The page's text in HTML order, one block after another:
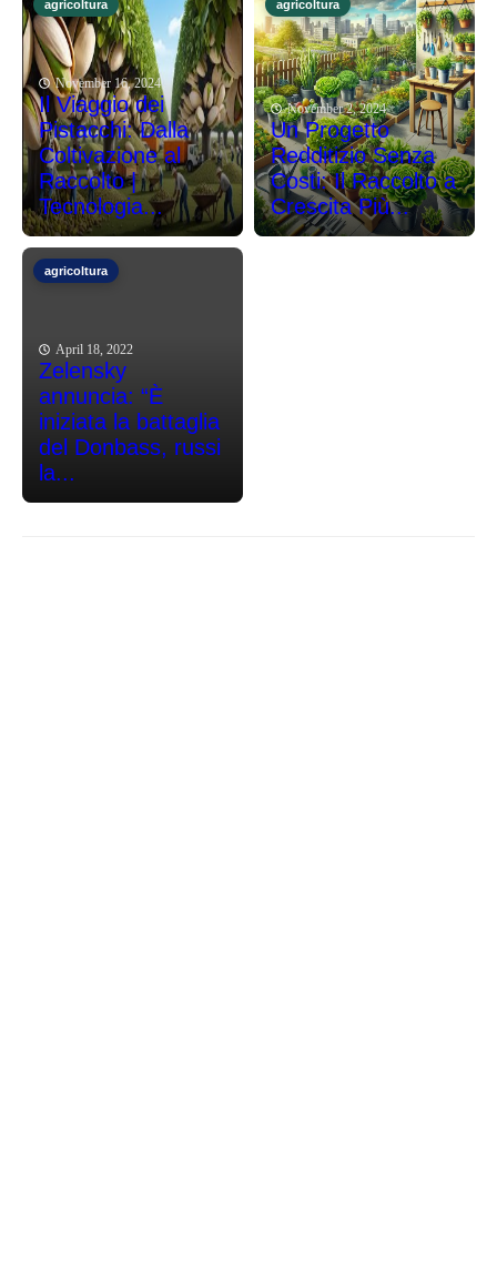
agricoltura
November 16, 2024
Il Viaggio dei
Pistacchi: Dalla
Coltivazione al
Raccolto |
Tecnologia...
agricoltura
November 2, 2024
Un Progetto
Redditizio Senza
Costi: Il Raccolto a
Crescita Più...
agricoltura
April 18, 2022
Zelensky
annuncia: “È
iniziata la battaglia
del Donbass, russi
la...